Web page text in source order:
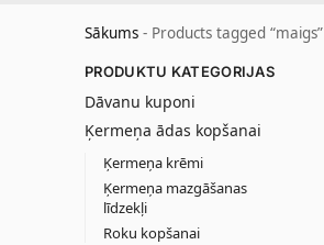
Sākums - Products tagged “maigs”
PRODUKTU KATEGORIJAS
Dāvanu kuponi
Ķermeņa ādas kopšanai
Ķermeņa krēmi
Ķermeņa mazgāšanas
līdzekļi
Roku kopšanai